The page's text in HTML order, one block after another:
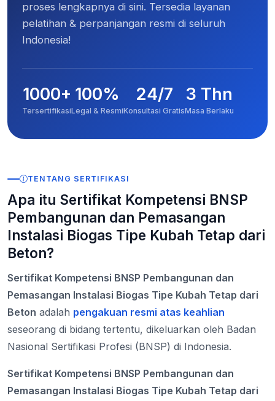
proses lengkapnya di sini. Tersedia layanan
pelatihan & perpanjangan resmi di seluruh
Indonesia!
1000+
Tersertifikasi
100%
Legal & Resmi
24/7
Konsultasi Gratis
3 Thn
Masa Berlaku
TENTANG SERTIFIKASI
Apa itu Sertifikat Kompetensi BNSP
Pembangunan dan Pemasangan
Instalasi Biogas Tipe Kubah Tetap dari
Beton?
Sertifikat Kompetensi BNSP Pembangunan dan
Pemasangan Instalasi Biogas Tipe Kubah Tetap dari
Beton adalah pengakuan resmi atas keahlian
seseorang di bidang tertentu, dikeluarkan oleh Badan
Nasional Sertifikasi Profesi (BNSP) di Indonesia.
Sertifikat Kompetensi BNSP Pembangunan dan
Pemasangan Instalasi Biogas Tipe Kubah Tetap dari